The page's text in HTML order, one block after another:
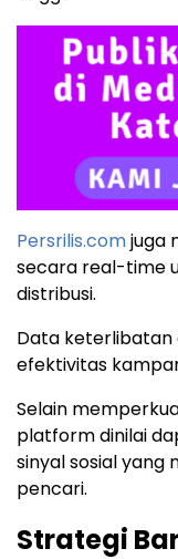
Persrilis.comjuga
secara real-time
distribusi.
Data keterlibatan
efektivitas
Selain
platform dinilai
sinyal sosial yang
pencari.
Strategi